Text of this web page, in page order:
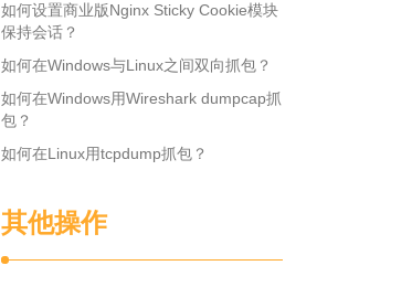
如何设置商业版Nginx Sticky Cookie模块
保持会话？
如何在Windows与Linux之间双向抓包？
如何在Windows用Wireshark dumpcap抓
包？
如何在Linux用tcpdump抓包？
其他操作